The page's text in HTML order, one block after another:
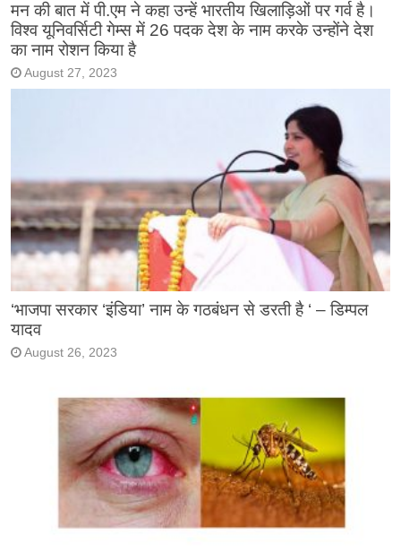
मन की बात में पी.एम ने कहा उन्हें भारतीय खिलाड़िओं पर गर्व है।
विश्व यूनिवर्सिटी गेम्स में 26 पदक देश के नाम करके उन्होंने देश
का नाम रोशन किया है
August 27, 2023
‘भाजपा सरकार ‘इंडिया’ नाम के गठबंधन से डरती है ‘ – डिम्पल
यादव
August 26, 2023